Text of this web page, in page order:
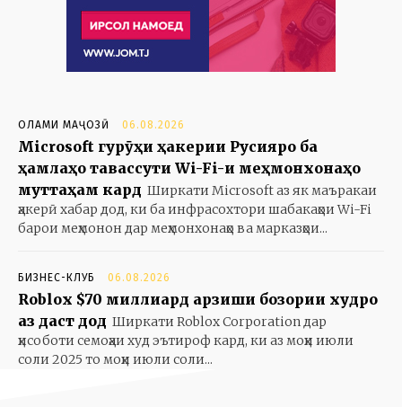
ОЛАМИ МАҶОЗӢ 06.08.2026
Microsoft гурӯҳи ҳакерии Русияро ба
ҳамлаҳо тавассути Wi-Fi-и меҳмонхонаҳо
муттаҳам кард Ширкати Microsoft аз як маъракаи
ҳакерӣ хабар дод, ки ба инфрасохтори шабакаҳои Wi-Fi
барои меҳмонон дар меҳмонхонаҳо ва марказҳои...
БИЗНЕС-КЛУБ 06.08.2026
Roblox $70 миллиард арзиши бозории худро
аз даст дод Ширкати Roblox Corporation дар
ҳисоботи семоҳаи худ эътироф кард, ки аз моҳи июли
соли 2025 то моҳи июли соли...